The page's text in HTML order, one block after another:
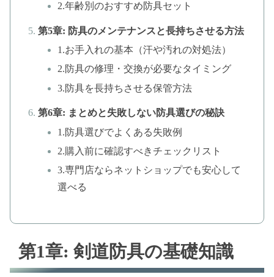
2.年齢別のおすすめ防具セット
第5章: 防具のメンテナンスと長持ちさせる方法
1.お手入れの基本（汗や汚れの対処法）
2.防具の修理・交換が必要なタイミング
3.防具を長持ちさせる保管方法
第6章: まとめと失敗しない防具選びの秘訣
1.防具選びでよくある失敗例
2.購入前に確認すべきチェックリスト
3.専門店ならネットショップでも安心して
選べる
第1章: 剣道防具の基礎知識